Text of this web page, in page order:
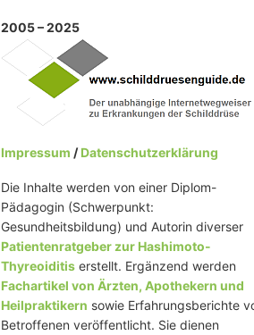
2005 – 2025
Impressum /Datenschutzerklärung
Die Inhalte werden von einer Diplom-
Pädagogin (Schwerpunkt:
Gesundheitsbildung) und Autorin diverser
Patientenratgeber zur Hashimoto-
Thyreoiditis erstellt. Ergänzend werden
Fachartikel von Ärzten, Apothekern und
Heilpraktikern sowie Erfahrungsberichte
Betroffenen veröffentlicht. Sie dienen